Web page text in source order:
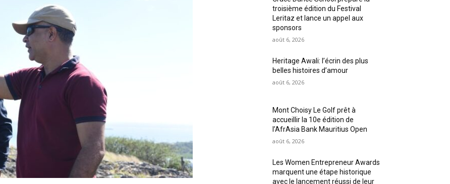
troisième édition du Festival
Leritaz et lance un appel aux
sponsors
août 6, 2026
Heritage Awali: l’écrin des plus
belles histoires d’amour
août 6, 2026
Mont Choisy Le Golf prêt à
accueillir la 10e édition de
l’AfrAsia Bank Mauritius Open
août 6, 2026
Les Women Entrepreneur Awards
marquent une étape historique
avec le lancement réussi de leur